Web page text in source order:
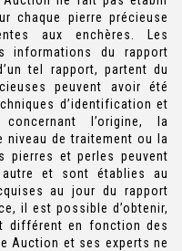
chaque pierre précieuse
aux enchères. Les
informations du rapport
tel rapport, partent du
peuvent avoir été
d’identification et
l’origine, la
de traitement ou la
pierres et perles peuvent
et sont établies au
au jour du rapport
il est possible d’obtenir,
différent en fonction des
Auction et ses experts ne